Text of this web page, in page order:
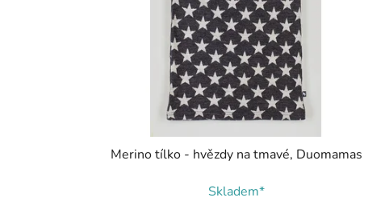
Merino tílko - hvězdy na tmavé, Duomamas
Skladem*